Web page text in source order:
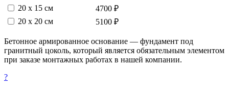
20 x 15 см
4700 ₽
20 x 20 см
5100 ₽
Бетонное армированное основание — фундамент под
гранитный цоколь, который является обязательным элементом
при заказе монтажных работах в нашей компании.
?